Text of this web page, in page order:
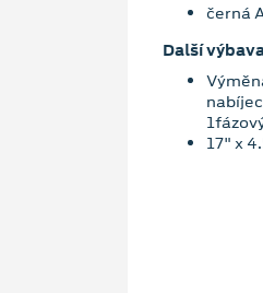
černá
Další
17" x